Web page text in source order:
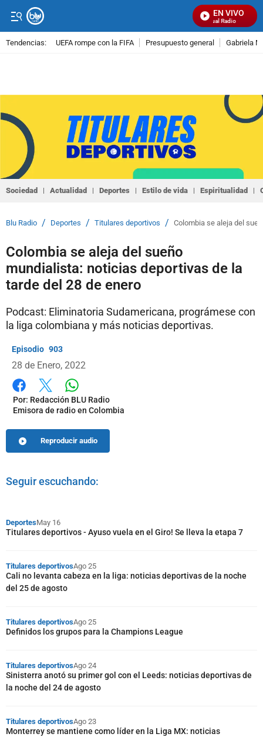
EN VIVO
Señal Visual Radio
Tendencias: UEFA rompe con la FIFA Presupuesto general Gabriela
Sociedad Actualidad Deportes Estilo de vida Espiritualidad
Blu Radio / Deportes / Titulares deportivos / Colombia se aleja del
Colombia se aleja del sueño
mundialista: noticias deportivas de la
tarde del 28 de enero
Podcast: Eliminatoria Sudamericana, prográmese con
la liga colombiana y más noticias deportivas.
903
28 de Enero, 2022
Facebook
X Whatsapp
Por: Redacción BLU Radio
Emisora de radio en Colombia
Reproducir audio
Seguir escuchando:
DeportesMay 16
Titulares deportivos - Ayuso vuela en el Giro! Se lleva la etapa 7
Titulares deportivosAgo 25
Cali no levanta cabeza en la liga: noticias deportivas de la noche
del 25 de agosto
Titulares deportivosAgo 25
Definidos los grupos para la Champions League
Titulares deportivosAgo 24
Sinisterra anotó su primer gol con el Leeds: noticias deportivas de
la noche del 24 de agosto
Titulares deportivosAgo 23
Monterrey se mantiene como líder en la Liga MX: noticias